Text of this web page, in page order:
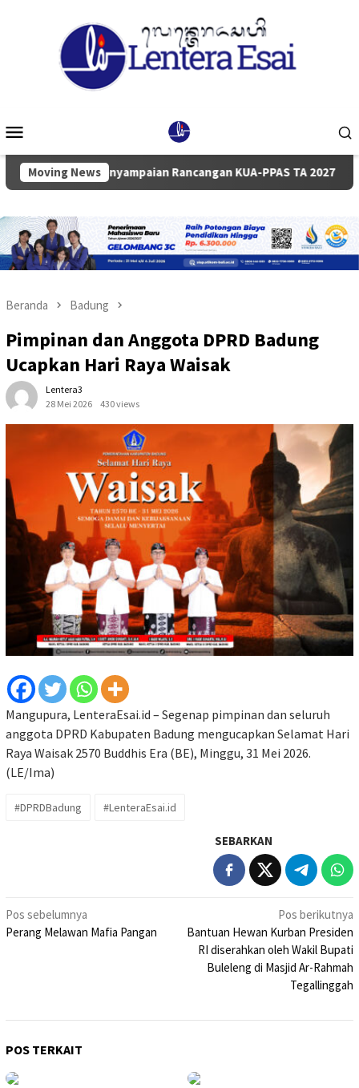
Mobile
Moving News
Penyampaian Rancangan KUA-PPAS TA 2027
Beranda Badung
Pimpinan dan Anggota DPRD Badung
Ucapkan Hari Raya Waisak
Lentera3
28 Mei 2026
430 views
Mangupura, LenteraEsai.id – Segenap pimpinan dan seluruh
anggota DPRD Kabupaten Badung mengucapkan Selamat Hari
Raya Waisak 2570 Buddhis Era (BE), Minggu, 31 Mei 2026.
(LE/Ima)
#DPRDBadung #LenteraEsai.id
SEBARKAN
Navigasi
pos
Pos sebelumnya
Perang Melawan Mafia Pangan
Pos berikutnya
Bantuan Hewan Kurban Presiden
RI diserahkan oleh Wakil Bupati
Buleleng di Masjid Ar-Rahmah
Tegallinggah
POS TERKAIT